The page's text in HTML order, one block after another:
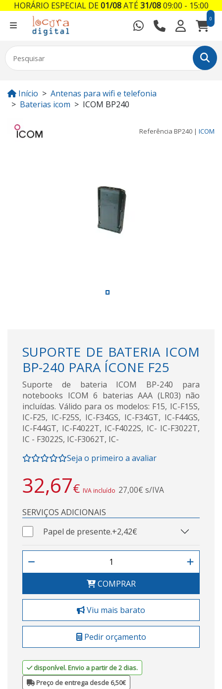
0
Início
Antenas para wifi e telefonia
Baterias icom
ICOM BP240
Referência BP240 | ICOM
SUPORTE DE BATERIA ICOM
BP-240 PARA ÍCONE F25
Suporte de bateria ICOM BP-240 para
notebooks ICOM 6 baterias AAA (LR03) não
incluídas. Válido para os modelos: F15, IC-F15S,
IC-F25, IC-F25S, IC-F34GS, IC-F34GT, IC-F44GS,
IC-F44GT, IC-F4022T, IC-F4022S, IC- IC-F3022T,
IC - F3022S, IC-F3062T, IC-
Seja o primeiro a avaliar
32,67€ IVA incluído 27,00€ s/IVA
SERVIÇOS ADICIONAIS
Papel de presente.+2,42€
COMPRAR
Viu mais barato
Pedir orçamento
disponível. Envio a partir de 2 dias.
Preço de entrega desde 6,50€
HORÁRIO ESPECIAL DE01/08ATÉ31/0809:00 - 15:00